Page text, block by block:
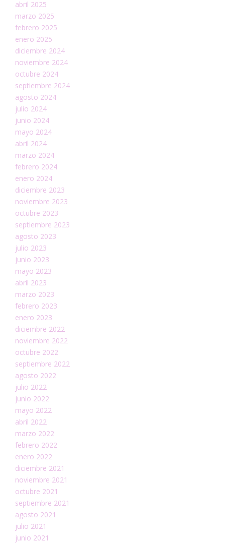
abril 2025
marzo 2025
febrero 2025
enero 2025
diciembre 2024
noviembre 2024
octubre 2024
septiembre 2024
agosto 2024
julio 2024
junio 2024
mayo 2024
abril 2024
marzo 2024
febrero 2024
enero 2024
diciembre 2023
noviembre 2023
octubre 2023
septiembre 2023
agosto 2023
julio 2023
junio 2023
mayo 2023
abril 2023
marzo 2023
febrero 2023
enero 2023
diciembre 2022
noviembre 2022
octubre 2022
septiembre 2022
agosto 2022
julio 2022
junio 2022
mayo 2022
abril 2022
marzo 2022
febrero 2022
enero 2022
diciembre 2021
noviembre 2021
octubre 2021
septiembre 2021
agosto 2021
julio 2021
junio 2021